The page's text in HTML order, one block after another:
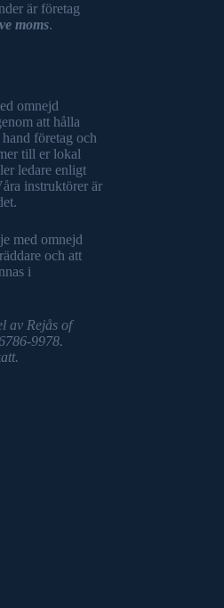
är företag
moms.
omnejd
att hålla
företag och
till er lokal
ledare enligt
instruktörer är
med omnejd
och att
i
av Rejås of
9978.